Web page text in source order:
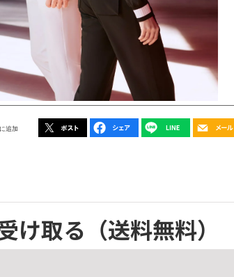
追加
け取る （送料無料）